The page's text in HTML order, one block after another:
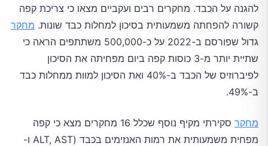
להגנה על הכבד. מחקרים רבים ועקביים מצאו כי צריכת קפה
קשורה להפחתה משמעותית בסיכון למחלות כבד שונות. מחקר
גדול שפורסם ב-2022 על כ-500,000 משתתפים הראה כי
שתיית יותר מ-3 כוסות קפה ביום מפחיתה את הסיכון
לפיברוזיס של הכבד ב-40% ואת הסיכון למוות ממחלות כבד
ב-49%.
מחקר
סקירתי מקיף נוסף שכלל 16 מחקרים מצא כי קפה
מפחית משמעותית את רמות האנזימים בכבד (ALT, AST ו-